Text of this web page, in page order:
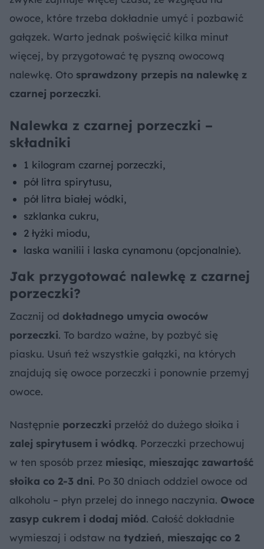
owoce, które trzeba dokładnie umyć i pozbawić
gałązek. Warto jednak poświęcić kilka minut
więcej, by przygotować tę pyszną owocową
nalewkę. Oto sprawdzony przepis na nalewkę z
czarnej porzeczki.
Nalewka z czarnej porzeczki –
składniki
1 kilogram czarnej porzeczki,
pół litra spirytusu,
pół litra białej wódki,
szklanka cukru,
2 łyżki miodu,
laska wanilii i laska cynamonu (opcjonalnie).
Jak przygotować nalewkę z czarnej
porzeczki?
Zacznij od dokładnego umycia owoców
porzeczki. To bardzo ważne, by pozbyć się
piasku. Usuń też wszystkie gałązki, na których
znajdują się owoce porzeczki i ponownie przemyj
owoce.
Następnie porzeczki przełóż do dużego słoika i
zalej spirytusem i wódką. Porzeczki przechowuj
w ten sposób przez miesiąc, mieszając zawartość
słoika co 2-3 dni. Po 30 dniach oddziel owoce od
alkoholu – płyn przelej do innego naczynia. Owoce
zasyp cukrem i dodaj miód. Całość dokładnie
wymieszaj i odstaw na tydzień, mieszając co 2